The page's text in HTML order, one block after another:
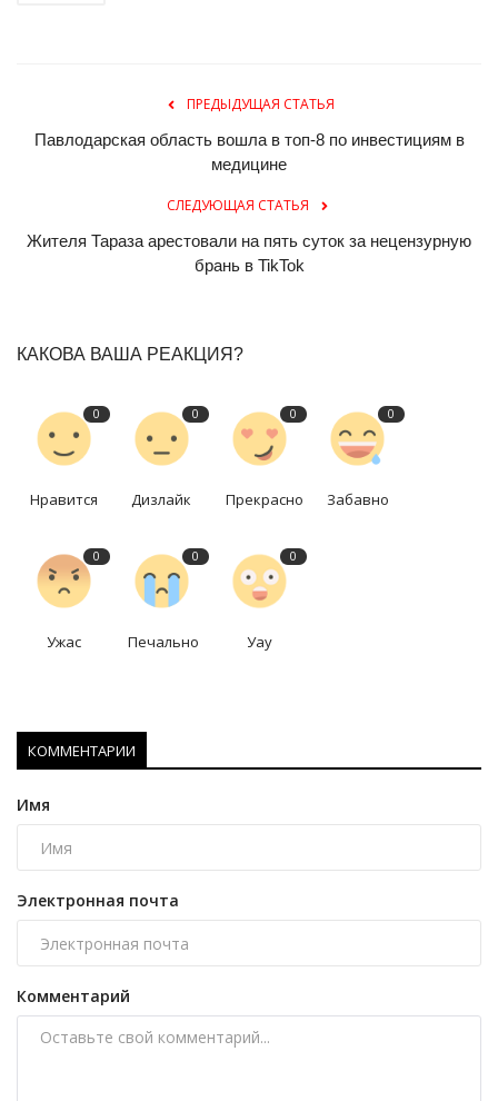
ПРЕДЫДУЩАЯ СТАТЬЯ
Павлодарская область вошла в топ-8 по инвестициям в
медицине
СЛЕДУЮЩАЯ СТАТЬЯ
Жителя Тараза арестовали на пять суток за нецензурную
брань в TikTok
КАКОВА ВАША РЕАКЦИЯ?
0
Нравится
0
Дизлайк
0
Прекрасно
0
Забавно
0
Ужас
0
Печально
0
Уау
КОММЕНТАРИИ
Имя
Электронная почта
Комментарий